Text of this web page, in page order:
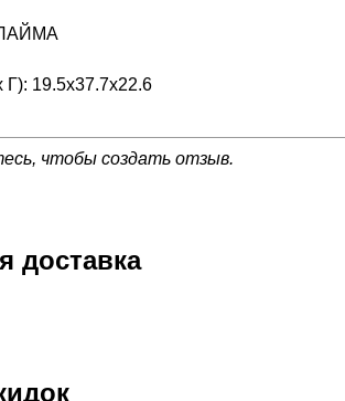
Г): 19.5x37.7x22.6
чтобы создать отзыв.
доставка